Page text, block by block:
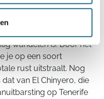
van de
ook de hoogste
wandelen is. Door het
je op een soort
rust uitstraalt. Nog
van El Chinyero, die
op Tenerife